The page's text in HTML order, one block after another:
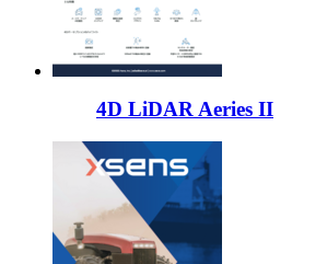
4D LiDAR Aeries II